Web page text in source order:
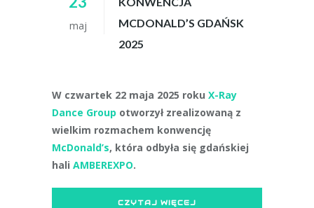
maj
MCDONALD’S GDAŃSK
2025
W czwartek 22 maja 2025 roku X-Ray
Dance Group otworzył zrealizowaną z
wielkim rozmachem konwencję
McDonald’s, która odbyła się gdańskiej
hali AMBEREXPO.
CZYTAJ WIĘCEJ